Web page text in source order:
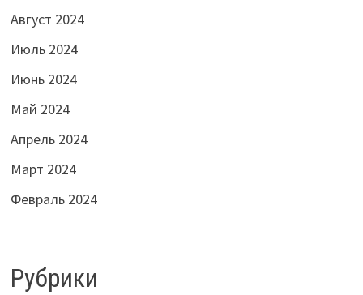
Август 2024
Июль 2024
Июнь 2024
Май 2024
Апрель 2024
Март 2024
Февраль 2024
Рубрики